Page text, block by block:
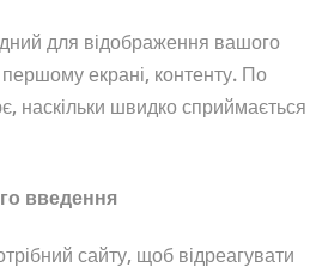
для відображення вашого
екрані, контенту. По
наскільки швидко сприймається
введення
сайту, щоб відреагувати